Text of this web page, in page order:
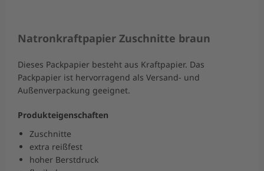
Natronkraftpapier Zuschnitte braun
Dieses Packpapier besteht aus Kraftpapier. Das
Packpapier ist hervorragend als Versand- und
Außenverpackung geeignet.
Produkteigenschaften
Zuschnitte
extra reißfest
hoher Berstdruck